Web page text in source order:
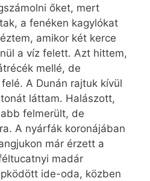
őket, mert
a fenéken kagylókat
amikor két kerce
a víz felett. Azt hittem,
mellé, de
A Dunán rajtuk kívül
láttam. Halászott,
felmerült, de
A nyárfák koronájában
már érzett a
madár
ide-oda, közben